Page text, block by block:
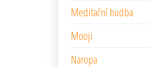
Meditační hudba
Mooji
Naropa